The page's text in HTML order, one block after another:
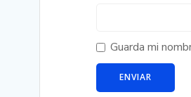
Guarda mi